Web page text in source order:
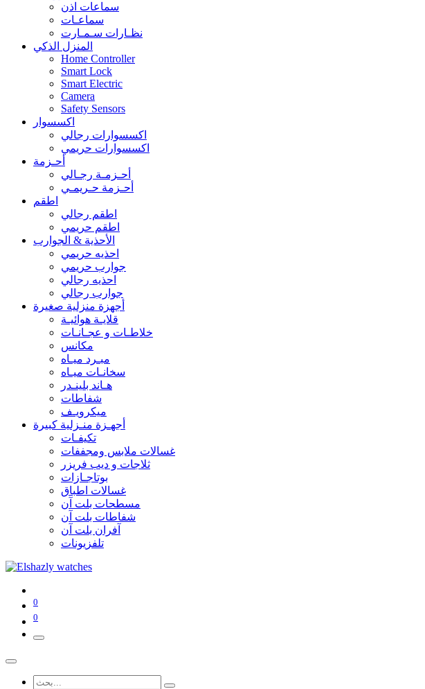
سماعات اذن
سماعـات
نظـارات سـمـارت
المنزل الذكي
Home Controller
Smart Lock
Smart Electric
Camera
Safety Sensors
اكسسوار
اكسسوارات رجالي
اكسسوارات حريمي
أحـزمة
أحـزمـة رجـالي
أحـزمة حـريمـي
اطقم
اطقم رجالي
اطقم حريمي
الأحذية & الجوارب
احذيه حريمي
جوارب حريمي
احذيه رجالي
جوارب رجالي
أجهزة منزلية صغيرة
قلايـة هوائيـة
خلاطـات و عجـانـات
مكانس
مبـرد ميـاه
سخانـات ميـاه
هـاند بلينـدر
شفاطات
ميكرويـف
أجهـزة منـزلية كبيرة
تكيفـات
غسالات ملابس ومجففات
ثلاجات و ديب فريزر
بوتاجـازات
غسالات اطباق
مسطحات بلت آن
شفاطات بلت آن
آفران بلت آن
تلفزيونات
0
0